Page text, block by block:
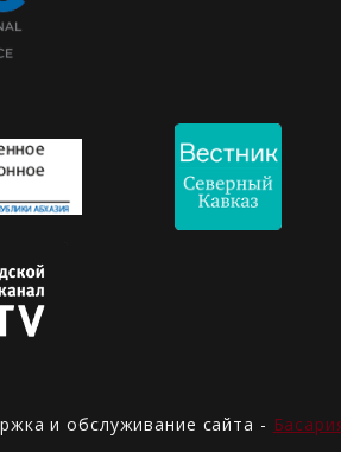
и обслуживание сайта -